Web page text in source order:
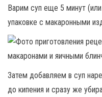
Варим суп еще 5 минут
упаковке с макаронными
Затем добавляем в суп
до кипения и сразу же